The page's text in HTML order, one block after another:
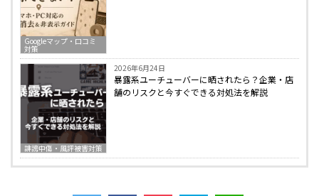
Googleマップ・口コミ
対策
誹謗中傷・風評被害対策
2026年6月24日
暴露系ユーチューバーに晒されたら？企業・店
舗のリスクと今すぐできる対処法を解説